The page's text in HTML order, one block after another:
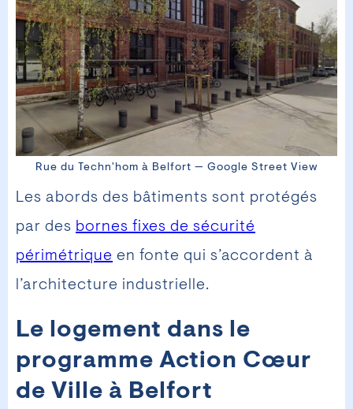
Rue du Techn'hom à Belfort — Google Street View
Les abords des bâtiments sont protégés
par des bornes fixes de sécurité
périmétrique en fonte qui s’accordent à
l’architecture industrielle.
Le logement dans le
programme Action Cœur
de Ville à Belfort